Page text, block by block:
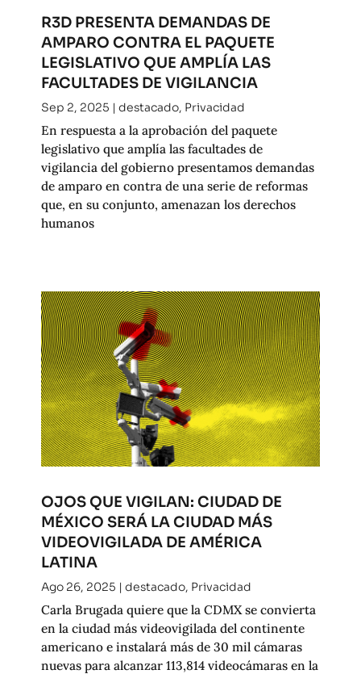
R3D PRESENTA DEMANDAS DE
AMPARO CONTRA EL PAQUETE
LEGISLATIVO QUE AMPLÍA LAS
FACULTADES DE VIGILANCIA
Sep 2, 2025 | destacado, Privacidad
En respuesta a la aprobación del paquete
legislativo que amplía las facultades de
vigilancia del gobierno presentamos demandas
de amparo en contra de una serie de reformas
que, en su conjunto, amenazan los derechos
humanos
OJOS QUE VIGILAN: CIUDAD DE
MÉXICO SERÁ LA CIUDAD MÁS
VIDEOVIGILADA DE AMÉRICA
LATINA
Ago 26, 2025 | destacado, Privacidad
Carla Brugada quiere que la CDMX se convierta
en la ciudad más videovigilada del continente
americano e instalará más de 30 mil cámaras
nuevas para alcanzar 113,814 videocámaras en la